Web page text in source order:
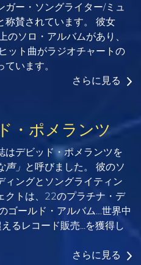
ガー・ソングライター/ミュ
称賛されています。 彼女
のソロ・アルバムがあり、
ット曲がラジオチャートの
ています。
さらに見る
・ポメランツ
はデビッド・ポメランツを
声」 と呼びました。 彼のソ
ィングとソングライティン
クトは、22のプラチナ・デ
ゴールド・アルバム…世界中
るレコード販売...を獲得し
さらに見る